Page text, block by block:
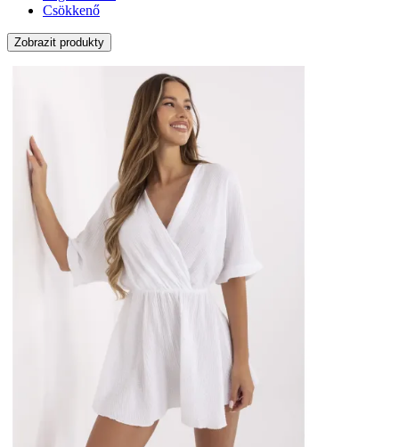
Csökkenő
Zobrazit produkty